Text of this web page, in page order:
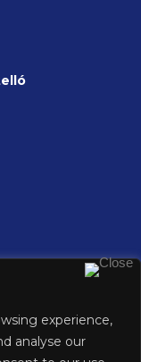
experience,
analyse our